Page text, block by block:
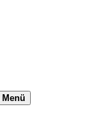
Menü